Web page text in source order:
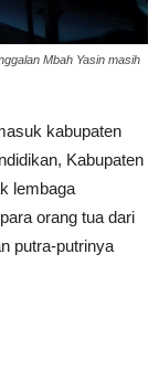
Mbah Yasin masih
kabupaten
Kabupaten
lembaga
orang tua dari
putra-putrinya